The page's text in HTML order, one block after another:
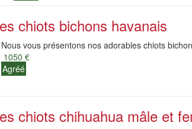
chiots bichons havanais
Nous vous présentons nos adorables chiots
1050 €
Agréé
chiots chihuahua mâle et